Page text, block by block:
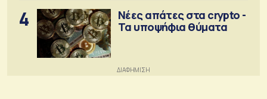
4
Νέες απάτες στα crypto -
Τα υποψήφια θύματα